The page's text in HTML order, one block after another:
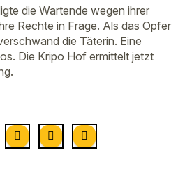
die Wartende wegen ihrer
Rechte in Frage. Als das Opfer
die Täterin. Eine
Die Kripo Hof ermittelt jetzt